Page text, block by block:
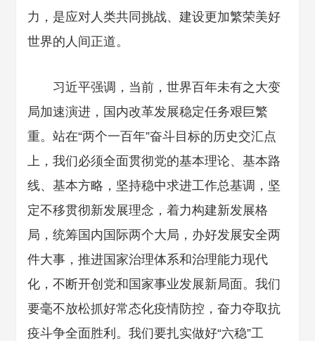
力，是应对人类共同挑战、建设更加繁荣美好
世界的人间正道。
习近平强调，当前，世界百年未有之大变
局加速演进，国内改革发展稳定任务艰巨繁
重。站在“两个一百年”奋斗目标的历史交汇点
上，我们必须全面贯彻党的基本理论、基本路
线、基本方略，坚持稳中求进工作总基调，坚
定不移贯彻新发展理念，着力构建新发展格
局，统筹国内国际两个大局，办好发展安全两
件大事，推进国家治理体系和治理能力现代
化，不断开创党和国家事业发展新局面。我们
要毫不放松抓好常态化疫情防控，奋力夺取抗
疫斗争全面胜利。我们要扎实做好“六稳”工